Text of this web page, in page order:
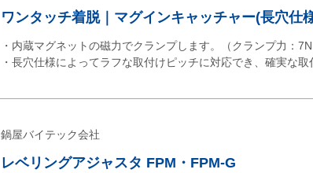
ワンタッチ着脱｜マグインキャッチャー(長穴仕
・内蔵マグネットの磁力でクランプします。（クランプ力：7N
・長穴仕様によってラフな取付けピッチに対応でき、確実な
鍋屋バイテック会社
レベリングアジャスタ FPM・FPM-G